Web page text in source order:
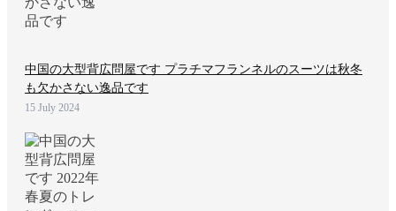
中国の大型背広問屋です プラチマフランネルのスーツは秋冬
も欠かさない逸品です
15 July 2024